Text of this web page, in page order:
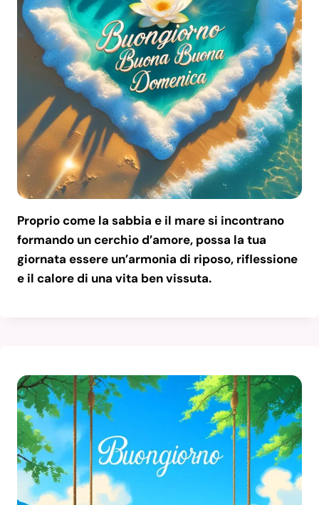
Proprio come la sabbia e il mare si incontrano
formando un cerchio d’amore, possa la tua
giornata essere un’armonia di riposo, riflessione
e il calore di una vita ben vissuta.